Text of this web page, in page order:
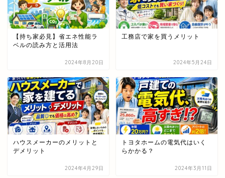
【持ち家必見】省エネ性能ラ
ベルの読み方と活用法
2024年8月20日
工務店で家を買うメリット
2024年5月24日
ハウスメーカーのメリットと
デメリット
2024年4月29日
トヨタホームの電気代はいく
らかかる？
2024年3月11日